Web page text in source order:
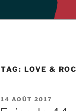
TAG: LOVE &
PUBLIÉ
LE
14 AOÛT 2017